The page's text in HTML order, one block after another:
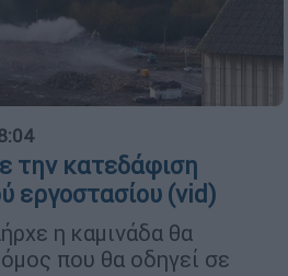
την κατεδάφιση
εργοστασίου (vid)
η καμινάδα θα
που θα οδηγεί σε